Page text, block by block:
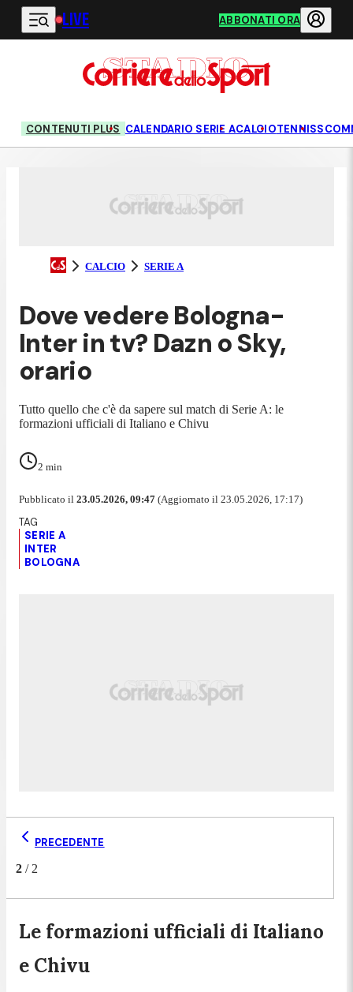
Vai al contenuto principale
LIVE ABBONATI ORA
CONTENUTI PLUS CALENDARIO SERIE ACALCIOTENNIS
CALCIO SERIE A
Dove vedere Bologna-
Inter in tv? Dazn o Sky,
orario
Tutto quello che c'è da sapere sul match di Serie A: le
formazioni ufficiali di Italiano e Chivu
2 min
Pubblicato il 23.05.2026, 09:47 (Aggiornato il 23.05.2026, 17:17)
SERIE A
INTER
BOLOGNA
PRECEDENTE
2 / 2
Le formazioni ufficiali di Italiano
e Chivu